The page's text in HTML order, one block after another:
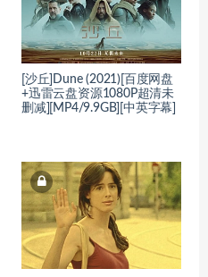
[沙丘]Dune (2021)[百度网盘
+迅雷云盘资源1080P超清未
删减][MP4/9.9GB][中英字幕]